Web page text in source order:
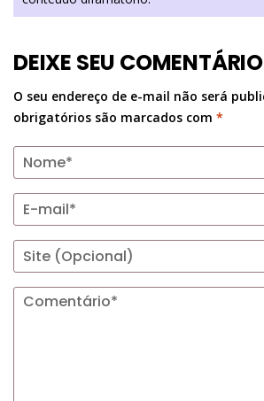
DEIXE SEU COMENTÁRIO
O seu endereço de e-mail não será
obrigatórios são marcados com *